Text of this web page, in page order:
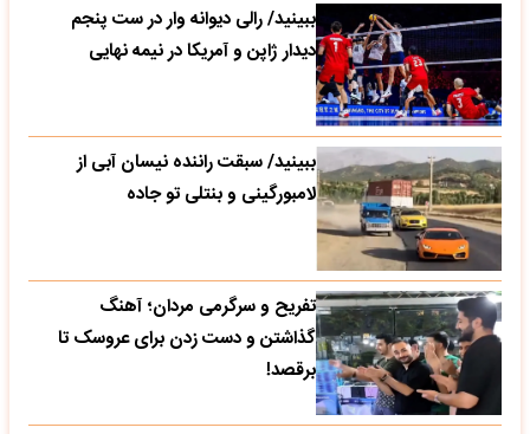
ببینید/ رالی دیوانه وار در ست پنجم
دیدار ژاپن و آمریکا در نیمه نهایی
ببینید/ سبقت راننده نیسان آبی از
لامبورگینی و بنتلی تو جاده
تفریح و سرگرمی مردان؛ آهنگ
گذاشتن و دست زدن برای عروسک تا
برقصد!